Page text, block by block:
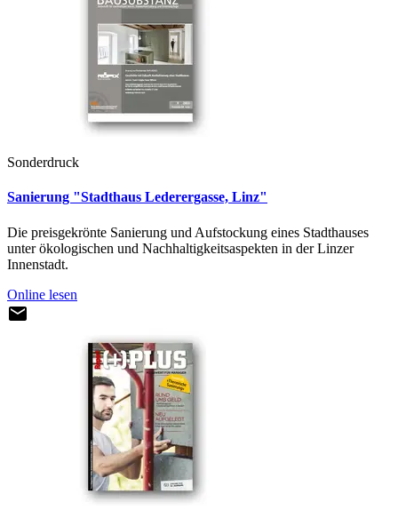
Sonderdruck
Sanierung "Stadthaus Lederergasse, Linz"
Die preisgekrönte Sanierung und Aufstockung eines Stadthauses
unter ökologischen und Nachhaltigkeitsaspekten in der Linzer
Innenstadt.
Online lesen